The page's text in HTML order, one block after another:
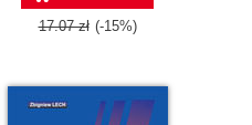
17.07 zł (-15%)